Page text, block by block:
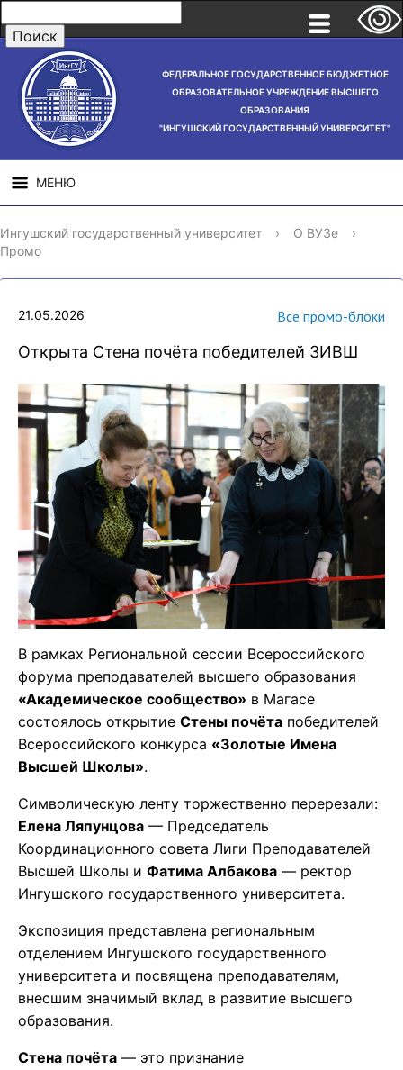
ФЕДЕРАЛЬНОЕ ГОСУДАРСТВЕННОЕ БЮДЖЕТНОЕ
ОБРАЗОВАТЕЛЬНОЕ УЧРЕЖДЕНИЕ ВЫСШЕГО
ОБРАЗОВАНИЯ
"ИНГУШСКИЙ ГОСУДАРСТВЕННЫЙ УНИВЕРСИТЕТ"
МЕНЮ
СВЕДЕНИЯ ОБ
ОБРАЗОВАТЕЛЬНОЙ
НАУЧНАЯ
ДЕЯТЕЛЬНОСТЬ
Ингушский государственный университет › О ВУЗе
›
Промо
21.05.2026 Все промо-блоки
Открыта Стена почёта победителей ЗИВШ
В рамках Региональной сессии Всероссийского
форума преподавателей высшего образования
«Академическое сообщество» в Магасе
состоялось открытие Стены почёта победителей
Всероссийского конкурса «Золотые Имена
Высшей Школы».
Символическую ленту торжественно перерезали:
Елена Ляпунцова — Председатель
Координационного совета Лиги Преподавателей
Высшей Школы и Фатима Албакова — ректор
Ингушского государственного университета.
Экспозиция представлена региональным
отделением Ингушского государственного
университета и посвящена преподавателям,
внесшим значимый вклад в развитие высшего
образования.
Стена почёта — это признание